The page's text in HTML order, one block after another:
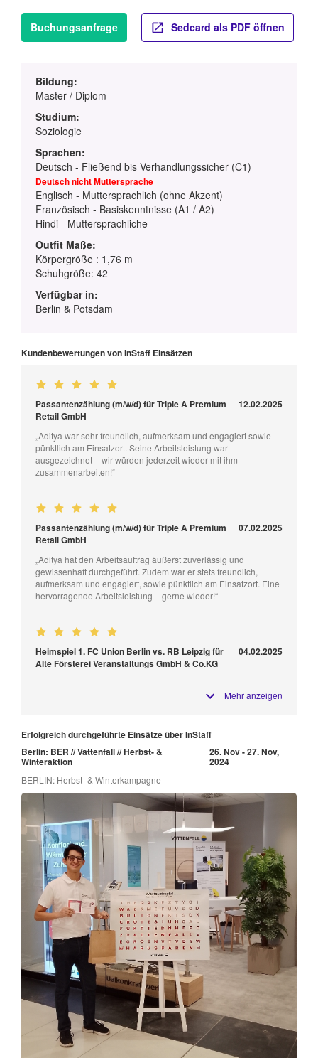
Buchungsanfrage Sedcard als PDF öffnen
Bildung:
Master / Diplom
Studium:
Soziologie
Sprachen:
Deutsch - Fließend bis Verhandlungssicher (C1)
Deutsch nicht Muttersprache
Englisch - Muttersprachlich (ohne Akzent)
Französisch - Basiskenntnisse (A1 / A2)
Hindi - Muttersprachliche
Outfit Maße:
Körpergröße : 1,76 m
Schuhgröße: 42
Verfügbar in:
Berlin & Potsdam
Kundenbewertungen von InStaff Einsätzen
Passantenzählung (m/w/d) für Triple A Premium
Retail GmbH
12.02.2025
„Aditya war sehr freundlich, aufmerksam und engagiert sowie
pünktlich am Einsatzort. Seine Arbeitsleistung war
ausgezeichnet – wir würden jederzeit wieder mit ihm
zusammenarbeiten!“
Passantenzählung (m/w/d) für Triple A Premium
Retail GmbH
07.02.2025
„Aditya hat den Arbeitsauftrag äußerst zuverlässig und
gewissenhaft durchgeführt. Zudem war er stets freundlich,
aufmerksam und engagiert, sowie pünktlich am Einsatzort. Eine
hervorragende Arbeitsleistung – gerne wieder!“
Heimspiel 1. FC Union Berlin vs. RB Leipzig für
Alte Försterei Veranstaltungs GmbH & Co.KG
04.02.2025
Mehr anzeigen
Erfolgreich durchgeführte Einsätze über InStaff
Berlin: BER // Vattenfall // Herbst- &
Winteraktion
26. Nov - 27. Nov,
2024
BERLIN: Herbst- & Winterkampagne